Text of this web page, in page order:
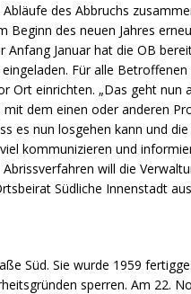
des Abbruchs
Beginn des neuen Jahres
Januar hat die OB
Für alle
Ort einrichten. „Das geht nun
dem einen oder anderen
es nun losgehen kann und
kommunizieren und
will die
Südliche Innenstadt
Süd. Sie wurde 1959
sperren. Am 22.